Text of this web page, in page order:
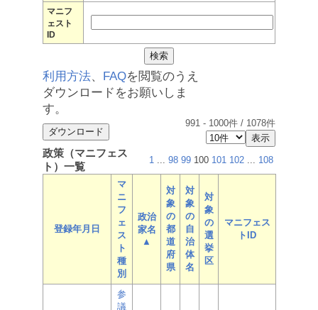
マニフ
ェスト
ID
利用方法、 FAQを閲覧のうえ
ダウンロードをお願いしま
す。
991 - 1000件 / 1078件
政策（マニフェス
ト）一覧
1 ... 98 99 100 101 102 ... 108
登録年月日
マ
ニ
フ
ェ
ス
ト
種
別
政治
家名
▲
対
象
の
都
道
府
県
対
象
の
自
治
体
名
対
象
の
選
挙
区
マニフェス
トID
参
議